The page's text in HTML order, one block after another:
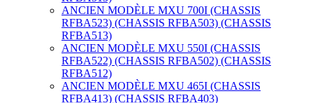
ANCIEN MODÈLE MXU 700I (CHASSIS
RFBA523) (CHASSIS RFBA503) (CHASSIS
RFBA513)
ANCIEN MODÈLE MXU 550I (CHASSIS
RFBA522) (CHASSIS RFBA502) (CHASSIS
RFBA512)
ANCIEN MODÈLE MXU 465I (CHASSIS
RFBA413) (CHASSIS RFBA403)